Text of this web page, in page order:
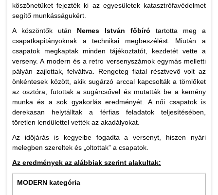
köszönetüket fejezték ki az egyesületek katasztrófavédelmet
segítő munkásságukért.
A köszöntők után Nemes István főbíró tartotta meg a
csapatkapitányoknak a technikai megbeszélést. Miután a
csapatok megkaptak minden tájékoztatót, kezdetét vette a
verseny. A modern és a retro versenyszámok egymás melletti
pályán zajlottak, felváltva. Rengeteg fiatal résztvevő volt az
önkéntesek között, akik sugárzó arccal kapcsolták a tömlőket
az osztóra, futottak a sugárcsővel és mutatták be a kemény
munka és a sok gyakorlás eredményét. A női csapatok is
derekasan helytálltak a férfias feladatok teljesítésében,
töretlen lendülettel vették az akadályokat.
Az időjárás is kegyeibe fogadta a versenyt, hiszen nyári
melegben szereltek és „oltottak” a csapatok.
Az eredmények az alábbiak szerint alakultak:
MODERN kategória